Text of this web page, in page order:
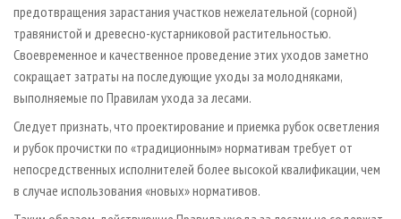
предотвращения зарастания участков нежелательной (сорной)
травянистой и древесно-кустарниковой растительностью.
Своевременное и качественное проведение этих уходов заметно
сокращает затраты на последующие уходы за молодняками,
выполняемые по Правилам ухода за лесами.
Следует признать, что проектирование и приемка рубок осветления
и рубок прочистки по «традиционным» нормативам требует от
непосредственных исполнителей более высокой квалификации, чем
в случае использования «новых» нормативов.